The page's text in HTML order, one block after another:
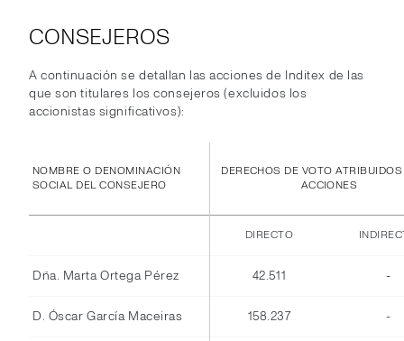
CONSEJEROS
A continuación se detallan las acciones de Inditex de las
que son titulares los consejeros (excluidos los
accionistas significativos):
NOMBRE O DENOMINACIÓN
SOCIAL DEL CONSEJERO
DERECHOS DE VOTO
ACCIONES
DIRECTO
Dña. Marta Ortega Pérez 42.511 -
D. Óscar García Maceiras 158.237 -